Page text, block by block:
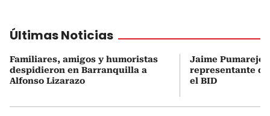
Últimas Noticias
Familiares, amigos y humoristas
despidieron en Barranquilla a
Alfonso Lizarazo
Jaime Pumarejo
representante
el BID